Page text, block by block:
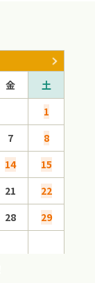
金
土
1
7
8
14
15
21
22
28
29